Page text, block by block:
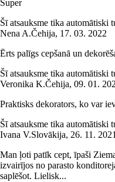
Super
Šī atsauksme tika automātiski
Nena A.Čehija, 17. 03. 2022
Ērts palīgs cepšanā un
Šī atsauksme tika automātiski
Veronika K.Čehija, 09. 01.
Praktisks dekorators, ko var
Šī atsauksme tika automātiski
Ivana V.Slovākija, 26. 11. 2021
Man ļoti patīk cept, īpaši
izvairījos no parasto
saplēšot. Lielisk...